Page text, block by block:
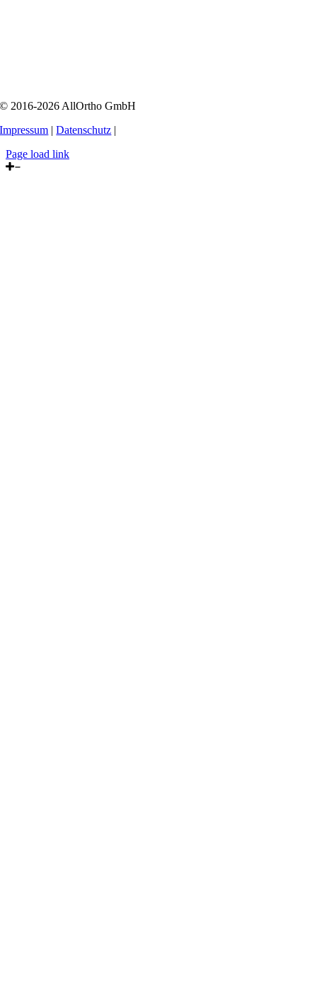
© 2016-2026 AllOrtho GmbH
Impressum |Datenschutz |
Page load link